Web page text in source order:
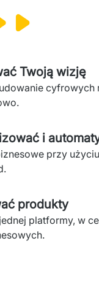
Twoją wizję
cyfrowych
i
przy
produkty
platformy, w